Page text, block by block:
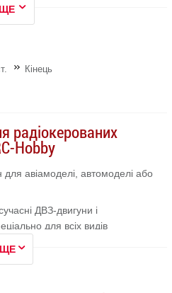
ЩЕ
Кінець
радіокерованих
Hobby
авіамоделі, автомоделі або
ДВЗ-двигуни і
для всіх видів
технічні характеристики.
ЩЕ